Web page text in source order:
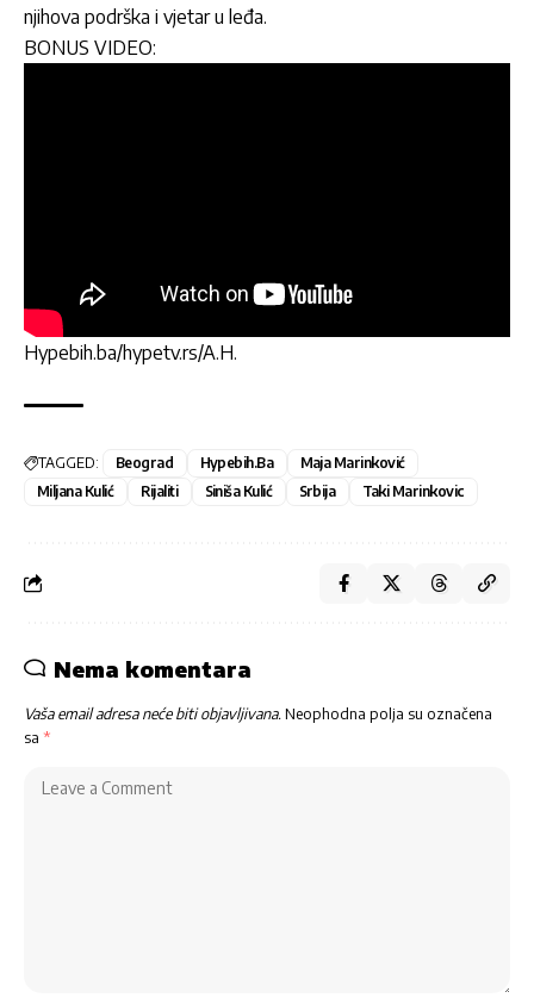
njihova podrška i vjetar u leđa.
BONUS VIDEO:
Hypebih.ba/hypetv.rs/A.H.
TAGGED: Beograd Hypebih.ba
Maja Marinković
Miljana Kulić
Rijaliti Siniša Kulić Srbija Taki Marinkovic
Nema komentara
Vaša email adresa neće biti objavljivana. Neophodna polja su označena
sa *